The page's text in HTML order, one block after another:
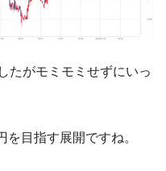
たがモミモミせずにいっ
目指す展開ですね。